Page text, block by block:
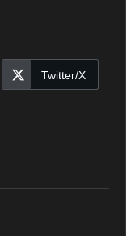
Twitter/X